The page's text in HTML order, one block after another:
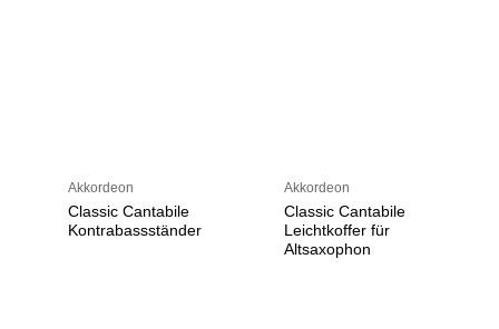
Akkordeon
Classic Cantabile
Kontrabassständer
Akkordeon
Classic Cantabile
Leichtkoffer für
Altsaxophon